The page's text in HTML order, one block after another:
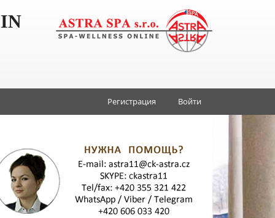
Регистрация Войти